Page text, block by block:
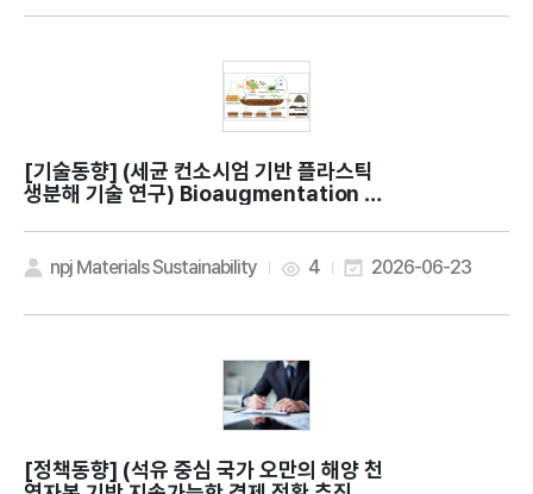
[기술동향]
생분해 기술 연구) Bioaugmentation wi
ble plastic waste treatment
npj Materials Sustainability 4 2026-06-23
[정책동향]